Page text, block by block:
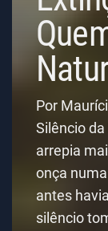
Por
Silêncio
arrepia
onça
antes
silêncio